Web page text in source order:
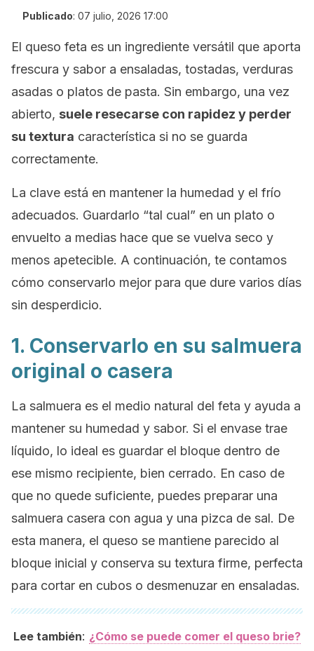
Publicado: 07 julio, 2026 17:00
El queso feta es un ingrediente versátil que aporta
frescura y sabor a ensaladas, tostadas, verduras
asadas o platos de pasta. Sin embargo, una vez
abierto, suele resecarse con rapidez y perder
su textura característica si no se guarda
correctamente.
La clave está en mantener la humedad y el frío
adecuados. Guardarlo “tal cual” en un plato o
envuelto a medias hace que se vuelva seco y
menos apetecible. A continuación, te contamos
cómo conservarlo mejor para que dure varios días
sin desperdicio.
1. Conservarlo en su salmuera
original o casera
La salmuera es el medio natural del feta y ayuda a
mantener su humedad y sabor. Si el envase trae
líquido, lo ideal es guardar el bloque dentro de
ese mismo recipiente, bien cerrado. En caso de
que no quede suficiente, puedes preparar una
salmuera casera con agua y una pizca de sal. De
esta manera, el queso se mantiene parecido al
bloque inicial y conserva su textura firme, perfecta
para cortar en cubos o desmenuzar en ensaladas.
Lee también: ¿Cómo se puede comer el queso brie?